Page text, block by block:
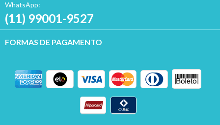
WhatsApp:
(11) 99001-9527
FORMAS DE PAGAMENTO